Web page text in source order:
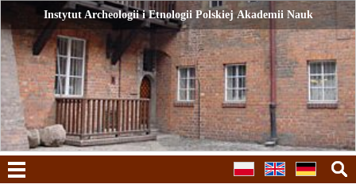
Instytut Archeologii i Etnologii Polskiej Akademii Nauk
Instytut Archeologii i Etnologii Polskiej Akademii Nauk